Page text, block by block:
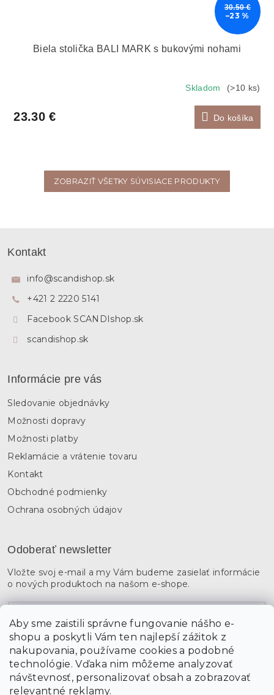
Aby sme zaistili správne fungovanie nášho e-
shopu a poskytli Vám ten najlepší zážitok z
nakupovania, používame cookies a podobné
technológie. Vďaka nim môžeme analyzovať
návštevnosť, personalizovať obsah a zobrazovať
relevantné reklamy.
30.50 €
–23 %
Biela stolička BALI MARK s bukovými nohami
Skladom (>10 ks)
23.30 € Do košíka
ZOBRAZIŤ VŠETKY SÚVISIACE PRODUKTY
Kontakt
info@scandishop.sk
+421 2 2220 5141
Facebook SCANDIshop.sk
scandishop.sk
Informácie pre vás
Sledovanie objednávky
Možnosti dopravy
Možnosti platby
Reklamácie a vrátenie tovaru
Kontakt
Obchodné podmienky
Ochrana osobných údajov
Odoberať newsletter
Vložte svoj e-mail a my Vám budeme zasielať informácie
o nových produktoch na našom e-shope.
Vložením údajov súhlasíte s podmienkami ochrany
osobných údajov
PRIHLÁSIŤ SA